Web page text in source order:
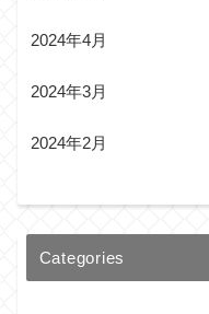
2024年4月
2024年3月
2024年2月
Categories